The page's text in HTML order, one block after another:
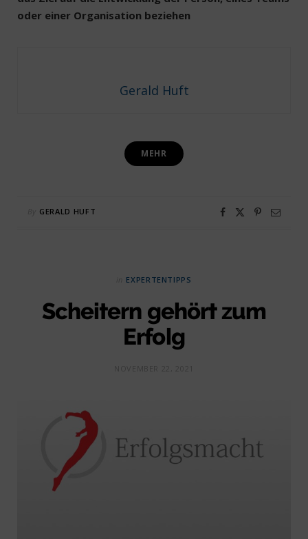
oder einer Organisation beziehen
Gerald Huft
MEHR
GERALD HUFT
EXPERTENTIPPS
Scheitern gehört zum
Erfolg